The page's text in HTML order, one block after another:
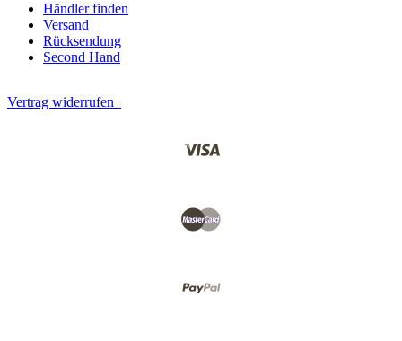
Händler finden
Versand
Rücksendung
Second Hand
Vertrag widerrufen